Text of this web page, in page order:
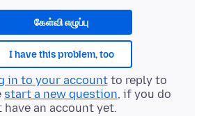
கேள்வி எழுப்பு
I have this problem, too
in to your accountto reply to
start a new question, if you do
have an account yet.